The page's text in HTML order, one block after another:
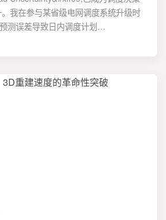
我在参与某省级电网调度系统升级时
测误差导致日内调度计划…